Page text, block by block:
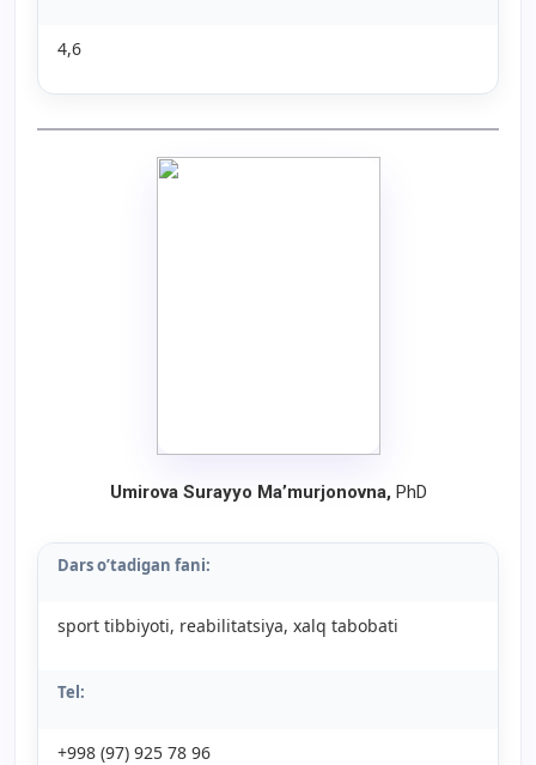
4,6
Umirova Surayyo Ma’murjonovna, PhD
Dars o’tadigan fani:
sport tibbiyoti, reabilitatsiya, xalq tabobati
Tel:
+998 (97) 925 78 96